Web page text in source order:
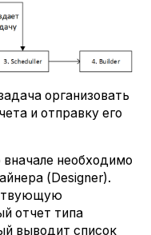
организовать
и отправку его
необходимо
(Designer).
отчет типа
выводит список